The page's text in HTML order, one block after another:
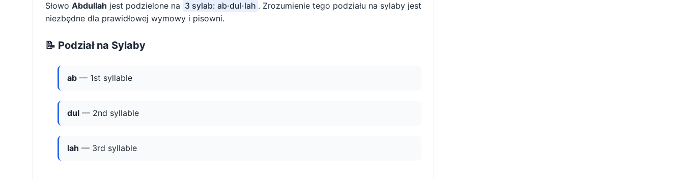
Słowo Abdullah jest podzielone na 3 sylab: ab·dul·lah . Zrozumienie tego podziału na sylaby jest
niezbędne dla prawidłowej wymowy i pisowni.
📝 Podział na Sylaby
ab — 1st syllable
dul — 2nd syllable
lah — 3rd syllable